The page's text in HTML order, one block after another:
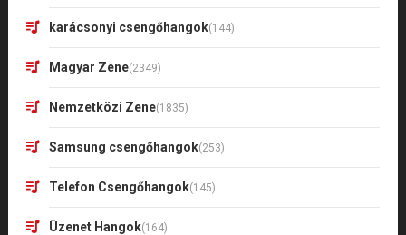
karácsonyi csengőhangok(144)
Magyar Zene(2349)
Nemzetközi Zene(1835)
Samsung csengőhangok(253)
Telefon Csengőhangok(145)
Üzenet Hangok(164)